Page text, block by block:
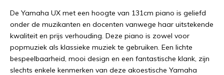
De Yamaha UX met een hoogte van 131cm piano is geliefd
onder de muzikanten en docenten vanwege haar uitstekende
kwaliteit en prijs verhouding. Deze piano is zowel voor
popmuziek als klassieke muziek te gebruiken. Een lichte
bespeelbaarheid, mooi design en een fantastische klank, zijn
slechts enkele kenmerken van deze akoestische Yamaha